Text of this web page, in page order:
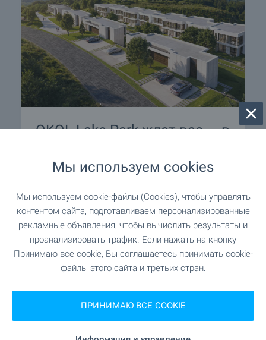
OKOL Lake Park ждет вас — в
водохранилища Искер!
собственные апартаменты в OKOL Lake Park —
новом курортном комплексе рядом с озером
Искыр, Софией и Боровцем, подходящем как
для личного отдыха, так и для сдачи в аренду
через профессионально управляемую
арендную программу. Апартаменты
Standard, а парковочное место включено в
стоимость. На территории комплекса
предусмотрены пятизвёздочный отель
Pullman, гольф-поле, СПА-центр и широкий
Мы используем cookies
Мы используем cookie-файлы (Cookies), чтобы управлять
контентом сайта, подготавливаем персонализированные
рекламные объявления, чтобы вычислить результаты и
проанализировать трафик. Если нажать на кнопку
Принимаю все cookie, Вы соглашаетесь принимать cookie-
файлы этого сайта и третьих стран.
ПРИНИМАЮ ВСЕ COOKIE